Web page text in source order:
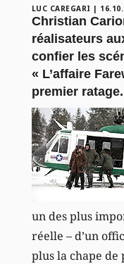
LUC CAREGARI |
Christian
réalisateurs
confier les
« L’affaire
premier ratage.
un des plus
réelle – d’un
plus la chape de